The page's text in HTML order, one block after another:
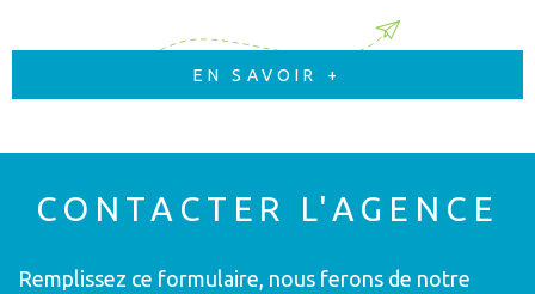
EN SAVOIR +
CONTACTER L'AGENCE
Remplissez ce formulaire, nous ferons de notre